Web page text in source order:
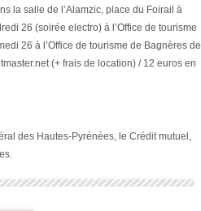
la salle de l’Alamzic, place du Foirail à
26 (soirée electro) à l’Office de tourisme
26 à l’Office de tourisme de Bagnères de
(+ frais de location) / 12 euros en
des Hautes-Pyrénées, le Crédit mutuel,